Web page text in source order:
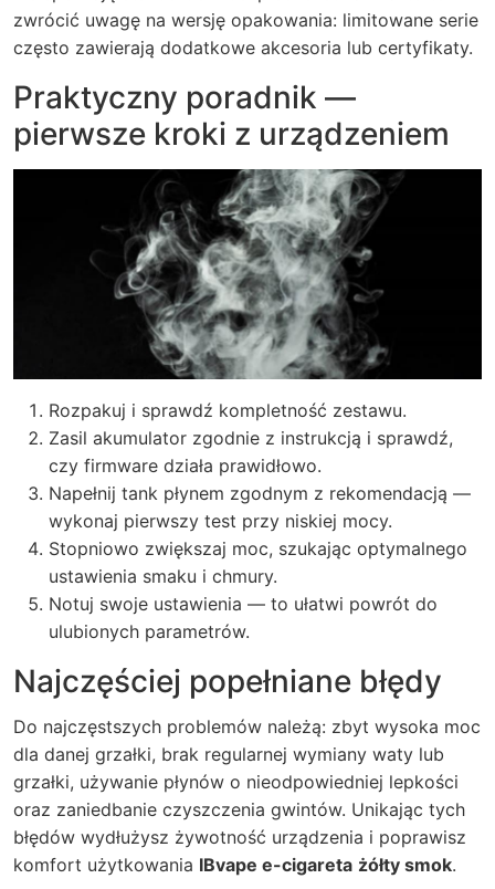
zwrócić uwagę na wersję opakowania: limitowane serie
często zawierają dodatkowe akcesoria lub certyfikaty.
Praktyczny poradnik —
pierwsze kroki z urządzeniem
Rozpakuj i sprawdź kompletność zestawu.
Zasil akumulator zgodnie z instrukcją i sprawdź,
czy firmware działa prawidłowo.
Napełnij tank płynem zgodnym z rekomendacją —
wykonaj pierwszy test przy niskiej mocy.
Stopniowo zwiększaj moc, szukając optymalnego
ustawienia smaku i chmury.
Notuj swoje ustawienia — to ułatwi powrót do
ulubionych parametrów.
Najczęściej popełniane błędy
Do najczęstszych problemów należą: zbyt wysoka moc
dla danej grzałki, brak regularnej wymiany waty lub
grzałki, używanie płynów o nieodpowiedniej lepkości
oraz zaniedbanie czyszczenia gwintów. Unikając tych
błędów wydłużysz żywotność urządzenia i poprawisz
komfort użytkowania IBvape e-cigareta żółty smok.